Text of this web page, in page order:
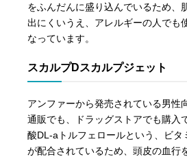
をふんだんに盛り込んでいるため、
出にくいうえ、アレルギーの人でも
なっています。
スカルプDスカルプジェット
アンファーから発売されている男性
通販でも、ドラッグストアでも購入
酸DL-aトルフェロールという、ビタ
が配合されているため、頭皮の血行